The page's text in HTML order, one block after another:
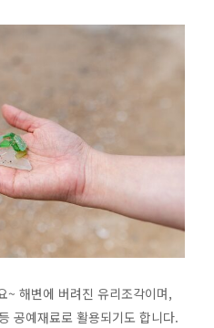
~ 해변에 버려진 유리조각이며,
공예재료로 활용되기도 합니다.